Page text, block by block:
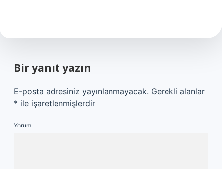
Bir yanıt yazın
E-posta adresiniz yayınlanmayacak. Gerekli alanlar
* ile işaretlenmişlerdir
Yorum